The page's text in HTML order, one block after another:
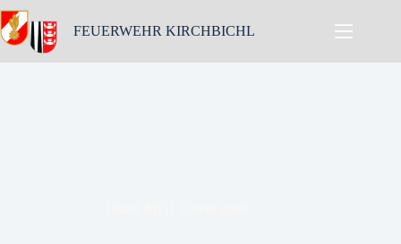
Skip
to
content
FEUERWEHR KIRCHBICHL